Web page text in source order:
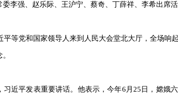
李强、赵乐际、王沪宁、蔡奇、丁薛祥、李希出席活
平等党和国家领导人来到人民大会堂北大厅，全场响
习近平发表重要讲话。他表示，今年6月25日，嫦娥